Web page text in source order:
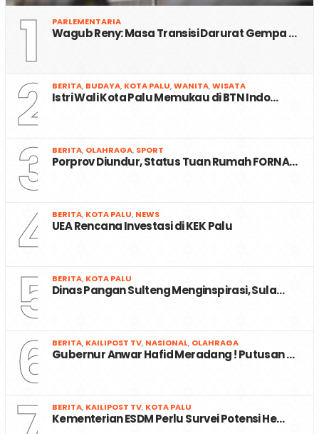
1 PARLEMENTARIA
Wagub Reny: Masa Transisi Darurat Gempa …
2 BERITA, BUDAYA, KOTA PALU,WANITA,WISATA
Istri Wali Kota Palu Memukau di BTN Indo…
3 BERITA, OLAHRAGA, SPORT
Porprov Diundur, Status Tuan Rumah FORNA…
4 BERITA, KOTA PALU, NEWS
UEA Rencana Investasi di KEK Palu
5 BERITA, KOTA PALU
Dinas Pangan Sulteng Menginspirasi, Sula…
6 BERITA, KAILIPOST TV, NASIONAL, OLAHRAGA
Gubernur Anwar Hafid Meradang ! Putusan …
BERITA, KAILIPOST TV, KOTA PALU
Kementerian ESDM Perlu Survei Potensi He…